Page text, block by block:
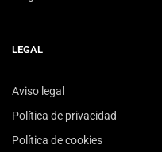
LEGAL
Aviso legal
Política de privacidad
Política de cookies